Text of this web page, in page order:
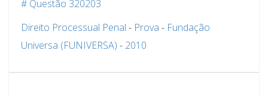
# Questão 320203
Direito Processual Penal - Prova - Fundação
Universa (FUNIVERSA) - 2010